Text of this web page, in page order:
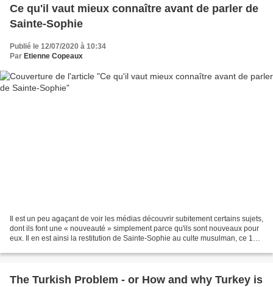
Ce qu'il vaut mieux connaître avant de parler de
Sainte-Sophie
Publié le 12/07/2020 à 10:34
Par Etienne Copeaux
Il est un peu agaçant de voir les médias découvrir subitement certains sujets,
dont ils font une « nouveauté » simplement parce qu'ils sont nouveaux pour
eux. Il en est ainsi la restitution de Sainte-Sophie au culte musulman, ce 11
The Turkish Problem - or How and why Turkey is